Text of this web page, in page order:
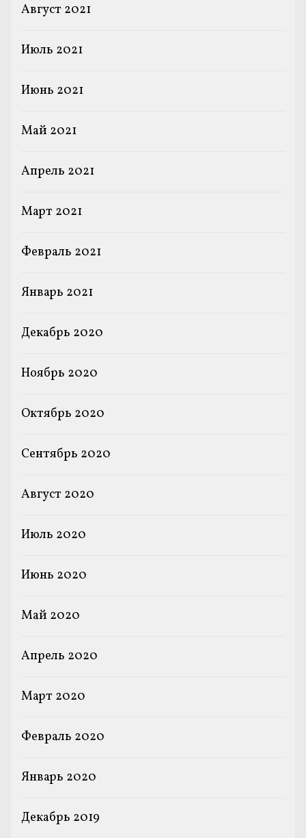
Август 2021
Июль 2021
Июнь 2021
Май 2021
Апрель 2021
Март 2021
Февраль 2021
Январь 2021
Декабрь 2020
Ноябрь 2020
Октябрь 2020
Сентябрь 2020
Август 2020
Июль 2020
Июнь 2020
Май 2020
Апрель 2020
Март 2020
Февраль 2020
Январь 2020
Декабрь 2019